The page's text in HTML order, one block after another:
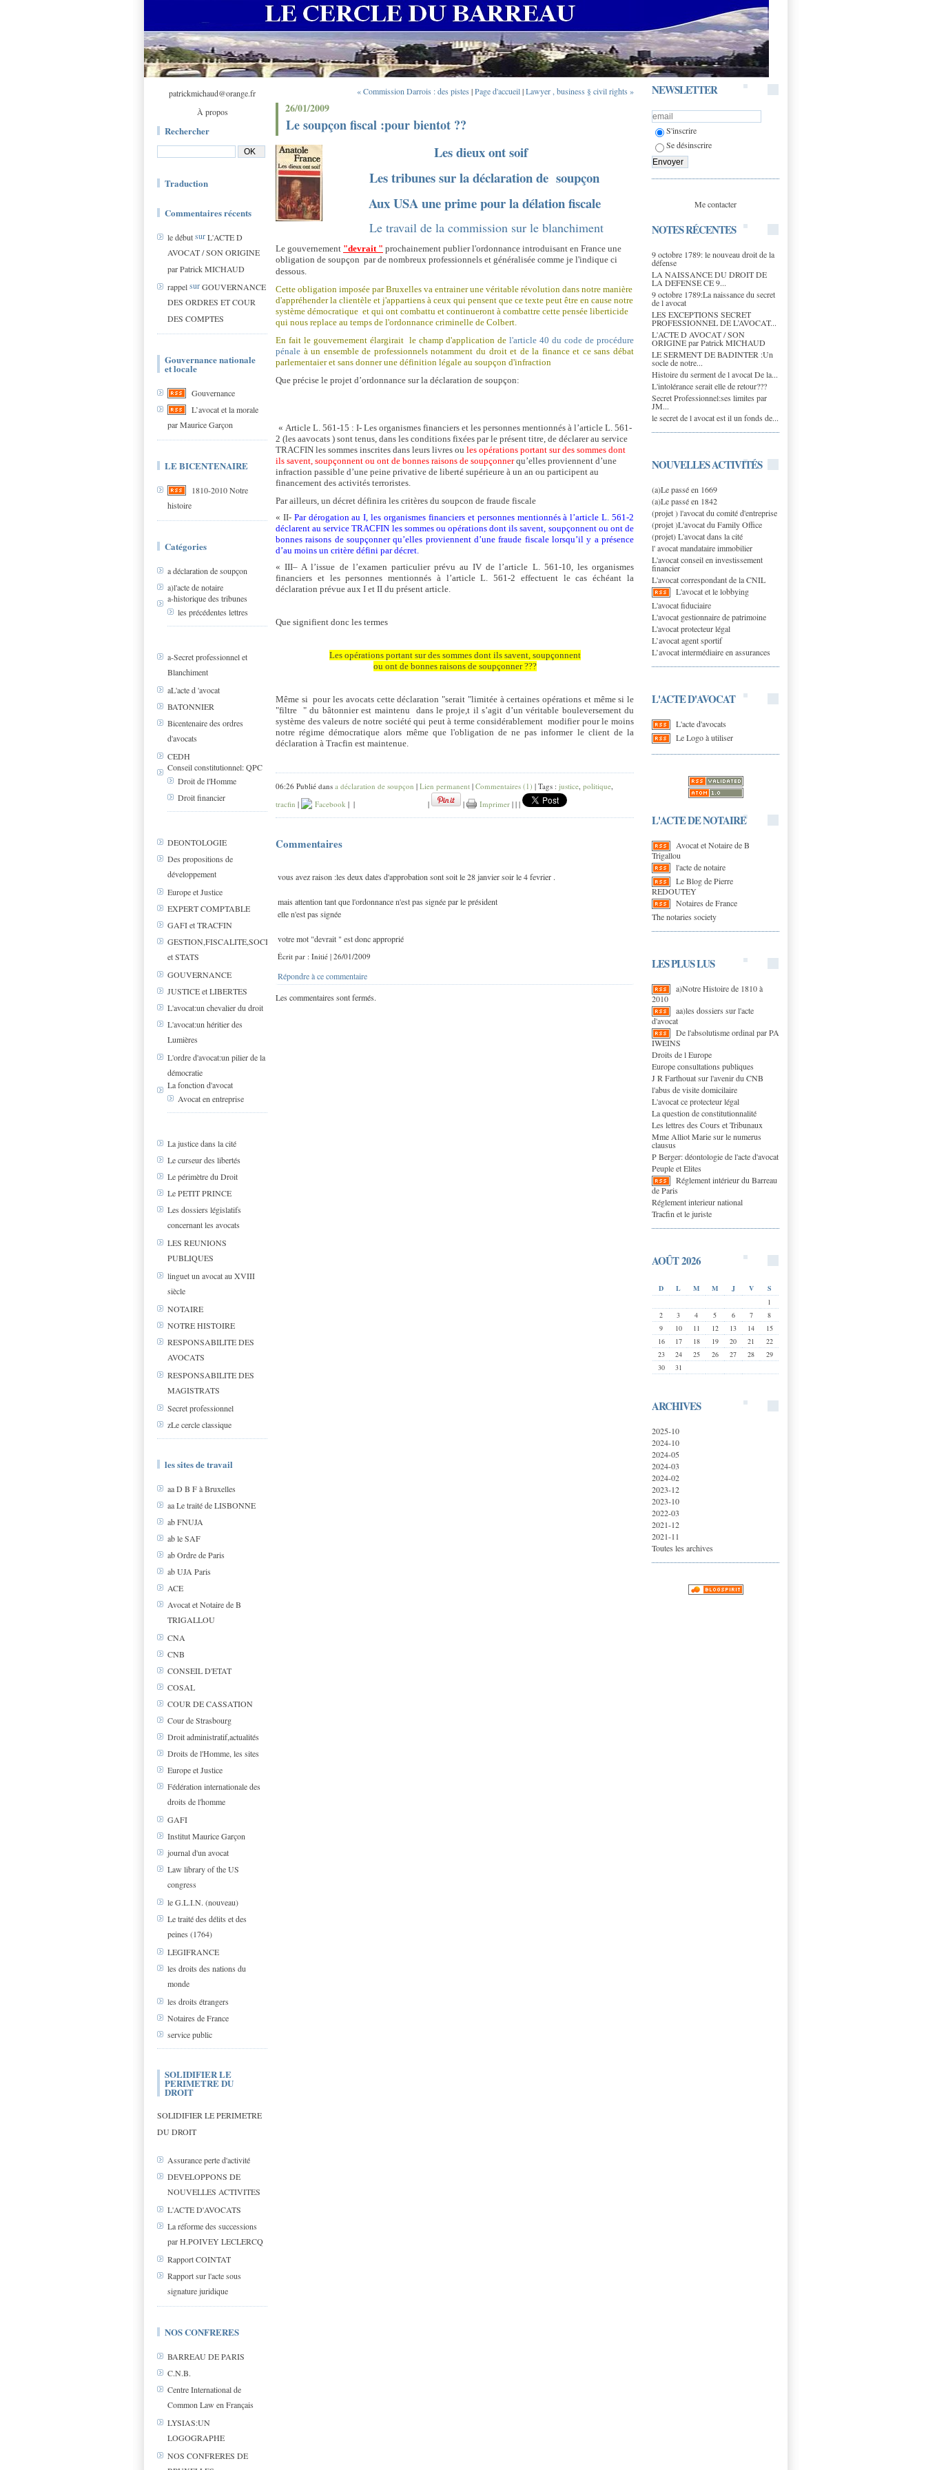
patrickmichaud@orange.fr
À propos
Rechercher
Traduction
Commentaires récents
le débutsurL'ACTE D
AVOCAT / SON ORIGINE
par Patrick MICHAUD
rappelsurGOUVERNANCE
DES ORDRES ET COUR
DES COMPTES
Gouvernance nationale
et locale
Gouvernance
L’avocat et la morale
par Maurice Garçon
LE BICENTENAIRE
1810-2010 Notre
histoire
Catégories
a déclaration de soupçon
a)l'acte de notaire
a-historique des tribunes
les précédentes lettres
a-Secret professionnel et
Blanchiment
aL'acte d 'avocat
BATONNIER
Bicentenaire des ordres
d'avocats
CEDH
Conseil constitutionnel: QPC
Droit de l'Homme
Droit financier
DEONTOLOGIE
Des propositions de
développement
Europe et Justice
EXPERT COMPTABLE
GAFI et TRACFIN
GESTION,FISCALITE,SOCIAL
et STATS
GOUVERNANCE
JUSTICE et LIBERTES
L'avocat:un chevalier du droit
L'avocat:un héritier des
Lumières
L'ordre d'avocat:un pilier de la
démocratie
La fonction d'avocat
Avocat en entreprise
La justice dans la cité
Le curseur des libertés
Le périmètre du Droit
Le PETIT PRINCE
Les dossiers législatifs
concernant les avocats
LES REUNIONS
PUBLIQUES
linguet un avocat au XVIII
siècle
NOTAIRE
NOTRE HISTOIRE
RESPONSABILITE DES
AVOCATS
RESPONSABILITE DES
MAGISTRATS
Secret professionnel
zLe cercle classique
les sites de travail
aa D B F à Bruxelles
aa Le traité de LISBONNE
ab FNUJA
ab le SAF
ab Ordre de Paris
ab UJA Paris
ACE
Avocat et Notaire de B
TRIGALLOU
CNA
CNB
CONSEIL D'ETAT
COSAL
COUR DE CASSATION
Cour de Strasbourg
Droit administratif,actualités
Droits de l'Homme, les sites
Europe et Justice
Fédération internationale des
droits de l'homme
GAFI
Institut Maurice Garçon
journal d'un avocat
Law library of the US
congress
le G.L.I.N. (nouveau)
Le traité des délits et des
peines (1764)
LEGIFRANCE
les droits des nations du
monde
les droits étrangers
Notaires de France
service public
SOLIDIFIER LE
PERIMETRE DU
DROIT
SOLIDIFIER LE PERIMETRE
DU DROIT
Assurance perte d'activité
DEVELOPPONS DE
NOUVELLES ACTIVITES
L'ACTE D'AVOCATS
La réforme des successions
par H.POIVEY LECLERCQ
Rapport COINTAT
Rapport sur l'acte sous
signature juridique
NOS CONFRERES
BARREAU DE PARIS
C.N.B.
Centre International de
Common Law en Français
LYSIAS:UN
LOGOGRAPHE
NOS CONFRERES DE
NEWSLETTER
S'inscrire
Se désinscrire
Me contacter
NOTES RÉCENTES
9 octobre 1789: le nouveau droit de la
défense
LA NAISSANCE DU DROIT DE
LA DEFENSE CE 9...
9 octobre 1789:La naissance du secret
de l avocat
LES EXCEPTIONS SECRET
PROFESSIONNEL DE L’AVOCAT...
L'ACTE D AVOCAT / SON
ORIGINE par Patrick MICHAUD
LE SERMENT DE BADINTER :Un
socle de notre...
Histoire du serment de l avocat De la...
L'intolérance serait elle de retour???
Secret Professionnel:ses limites par
JM...
le secret de l avocat est il un fonds de...
NOUVELLES ACTIVITÉS
(a)Le passé en 1669
(a)Le passé en 1842
(projet ) l'avocat du comité d'entreprise
(projet )L'avocat du Family Office
(projet) L'avocat dans la cité
l' avocat mandataire immobilier
L'avocat conseil en investissement
financier
L'avocat correspondant de la CNIL
L'avocat et le lobbying
L'avocat fiduciaire
L'avocat gestionnaire de patrimoine
L'avocat protecteur légal
L’avocat agent sportif
L’avocat intermédiaire en assurances
L'ACTE D'AVOCAT
L'acte d'avocats
Le Logo à utiliser
L'ACTE DE NOTAIRE
Avocat et Notaire de B
Trigallou
l'acte de notaire
Le Blog de Pierre
REDOUTEY
Notaires de France
The notaries society
LES PLUS LUS
a)Notre Histoire de 1810 à
2010
aa)les dossiers sur l'acte
d'avocat
De l'absolutisme ordinal par PA
IWEINS
Droits de l Europe
Europe consultations publiques
J R Farthouat sur l'avenir du CNB
l'abus de visite domicilaire
L'avocat ce protecteur légal
La question de constitutionnalité
Les lettres des Cours et Tribunaux
Mme Alliot Marie sur le numerus
clausus
P Berger: déontologie de l'acte d'avocat
Peuple et Elites
Réglement intérieur du Barreau
de Paris
Réglement interieur national
Tracfin et le juriste
AOÛT 2026
D L M M J V
S
1
2
3 4 5 6 7
8
9
10 11 12 13 14
15
16
17 18 19 20 21
22
23
24 25 26 27 28
29
30
31
ARCHIVES
2025-10
2024-10
2024-05
2024-03
2024-02
2023-12
2023-10
2022-03
2021-12
2021-11
Toutes les archives
« Commission Darrois : des pistes |Page d'accueil|Lawyer , business § civil rights »
26/01/2009
Le soupçon fiscal :pour bientot ??
Les dieux ont soif
Les tribunes sur la déclaration de soupçon
Aux USA une prime pour la délation fiscale
Le travail de la commission sur le blanchiment
Le gouvernement "devrait " prochainement publier l'ordonnance introduisant en France une
obligation de soupçon par de nombreux professionnels et généralisée comme je l'indique ci
dessous.
Cette obligation imposée par Bruxelles va entrainer une véritable révolution dans notre manière
d'appréhender la clientèle et j'appartiens à ceux qui pensent que ce texte peut être en cause notre
système démocratique et qui ont combattu et continueront à combattre cette pensée liberticide
qui nous replace au temps de l'ordonnance criminelle de Colbert.
En fait le gouvernement élargirait le champ d'application del'article 40 du code de procédure
pénale à un ensemble de professionnels notamment du droit et de la finance et ce sans débat
parlementaier et sans donner une définition légale au soupçon d'infraction
Que précise le projet d’ordonnance sur la déclaration de soupçon:
« Article L. 561-15 : I- Les organismes financiers et les personnes mentionnés à l’article L. 561-
2 (les aavocats ) sont tenus, dans les conditions fixées par le présent titre, de déclarer au service
TRACFIN les sommes inscrites dans leurs livres ou les opérations portant sur des sommes dont
ils savent, soupçonnent ou ont de bonnes raisons de soupçonnerqu’elles proviennent d’une
infraction passible d’une peine privative de liberté supérieure à un an ou participent au
financement des activités terroristes.
Par ailleurs, un décret définira les critères du soupcon de fraude fiscale
« II- Par dérogation au I, les organismes financiers et personnes mentionnés à l’article L. 561-2
déclarent au service TRACFIN les sommes ou opérations dont ils savent, soupçonnent ou ont de
bonnes raisons de soupçonner qu’elles proviennent d’une fraude fiscale lorsqu’il y a présence
d’au moins un critère défini par décret.
« III– Al’issue de l’examen particulier prévu au IV de l’article L. 561-10, les organismes
financiers et les personnes mentionnés à l’article L. 561-2 effectuent le cas échéant la
déclaration prévue aux I et II du présent article.
Que signifient donc les termes
Les opérations portant sur des sommes dont ils savent, soupçonnent
ou ont de bonnes raisons de soupçonner ???
Même si pour les avocats cette déclaration "serait "limitée à certaines opérations et même si le
"filtre " du bâtonnier est maintenu dans le proje,t il s’agit d’un véritable bouleversement du
système des valeurs de notre société qui peut à terme considérablement modifier pour le moins
notre régime démocratique alors même que l'obligation de ne pas informer le client de la
déclaration à Tracfin est maintenue.
06:26 Publié dans a déclaration de soupçon | Lien permanent | Commentaires (1) | Tags : justice, politique,
tracfin | Facebook | | | | Imprimer | | |
Commentaires
vous avez raison :les deux dates d'approbation sont soit le 28 janvier soir le 4 fevrier .
mais attention tant que l'ordonnance n'est pas signée par le président
elle n'est pas signée
votre mot "devrait " est donc approprié
Écrit par : Initié | 26/01/2009
Répondre à ce commentaire
Les commentaires sont fermés.